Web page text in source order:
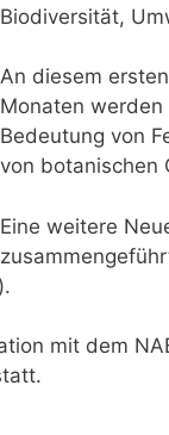
Biodiversität,
An diesem
Monaten
Bedeutung von
von botanischen
Eine weitere
mit dem